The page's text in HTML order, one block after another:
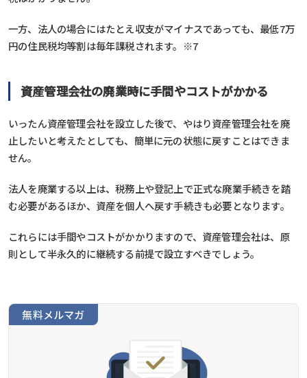
一方、法人の場合にはたとえ収支がマイナスであっても、最低7万
円の住民税均等割は毎年課税されます。※7
資産管理会社の廃業時に手間やコストがかかる
いったん資産管理会社を設立した後で、やはり資産管理会社を廃
止したいと考えたとしても、簡単に元の状態に戻すことはできま
せん。
法人を廃業する以上は、税務上や登記上で正式な廃業手続きを踏
む必要があるほか、資産を個人へ戻す手続きも必要となります。
これらには手間やコストがかかりますので、資産管理会社は、原
則として半永久的に継続する前提で設立すべきでしょう。
無料メルマガ